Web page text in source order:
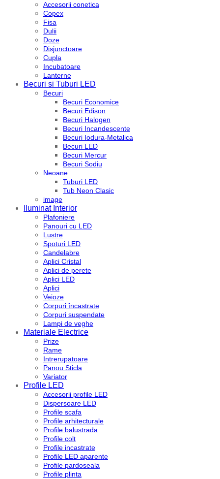
Accesorii conetica
Copex
Fisa
Dulii
Doze
Disjunctoare
Cupla
Incubatoare
Lanterne
Becuri si Tuburi LED
Becuri
Becuri Economice
Becuri Edison
Becuri Halogen
Becuri Incandescente
Becuri Iodura-Metalica
Becuri LED
Becuri Mercur
Becuri Sodiu
Neoane
Tuburi LED
Tub Neon Clasic
image
Iluminat Interior
Plafoniere
Panouri cu LED
Lustre
Spoturi LED
Candelabre
Aplici Cristal
Aplici de perete
Aplici LED
Aplici
Veioze
Corpuri încastrate
Corpuri suspendate
Lampi de veghe
Materiale Electrice
Prize
Rame
Intrerupatoare
Panou Sticla
Variator
Profile LED
Accesorii profile LED
Dispersoare LED
Profile scafa
Profile arhitecturale
Profile balustrada
Profile colt
Profile incastrate
Profile LED aparente
Profile pardoseala
Profile plinta